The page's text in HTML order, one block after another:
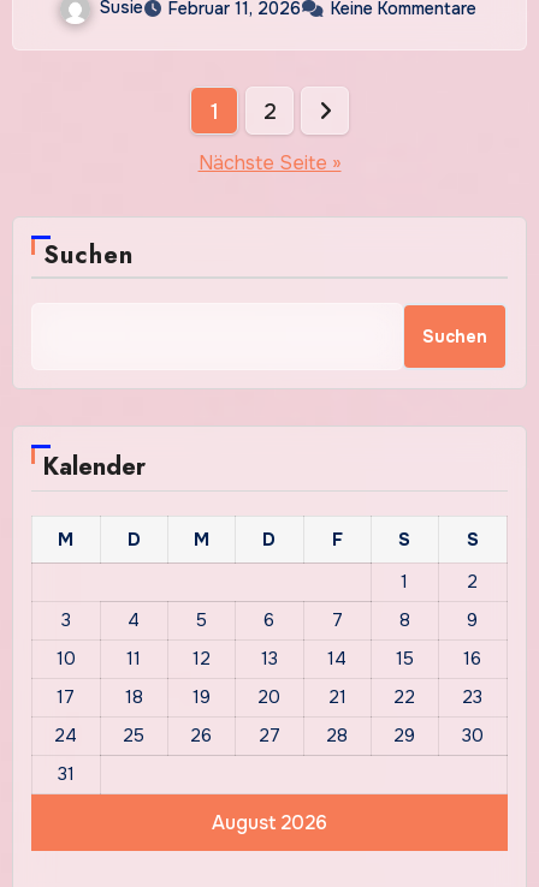
Susie Februar 11, 2026 Keine Kommentare
Seitennummerierung
Beiträge
1 2
Nächste Seite »
Suchen
Suchen
Kalender
August 2026
M D M D F S
S
1
2
3
4 5 6 7 8
9
10
11 12 13 14 15
16
17
18 19 20 21 22
23
24
25 26 27 28 29
30
31